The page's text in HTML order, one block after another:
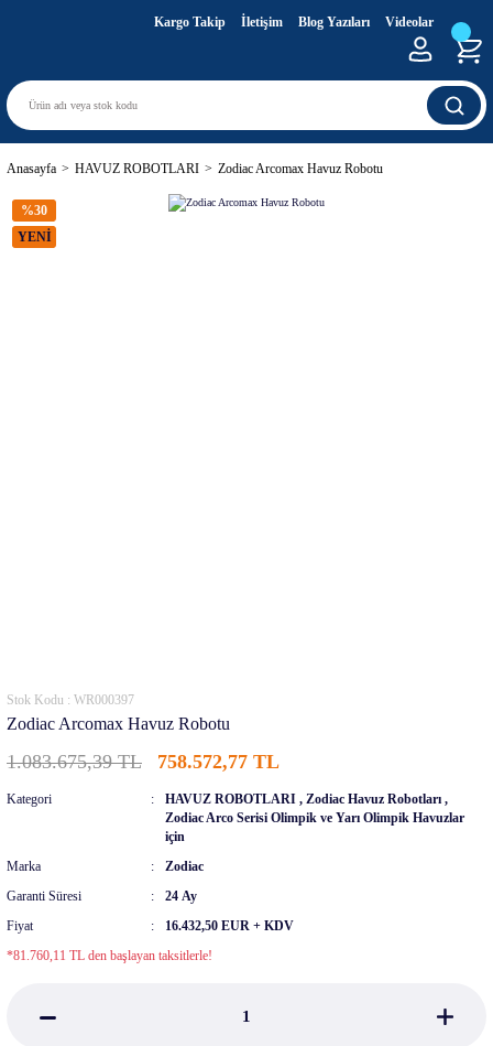
Kargo Takip İletişim Blog Yazıları Videolar
Anasayfa HAVUZ ROBOTLARI Zodiac Arcomax Havuz Robotu
%30
YENİ
Stok Kodu : WR000397
Zodiac Arcomax Havuz Robotu
1.083.675,39 TL 758.572,77 TL
Kategori HAVUZ ROBOTLARI , Zodiac Havuz Robotları ,
Zodiac Arco Serisi Olimpik ve Yarı Olimpik Havuzlar
için
Marka
Zodiac
Garanti Süresi
24 Ay
Fiyat
16.432,50 EUR + KDV
*81.760,11 TL den başlayan taksitlerle!